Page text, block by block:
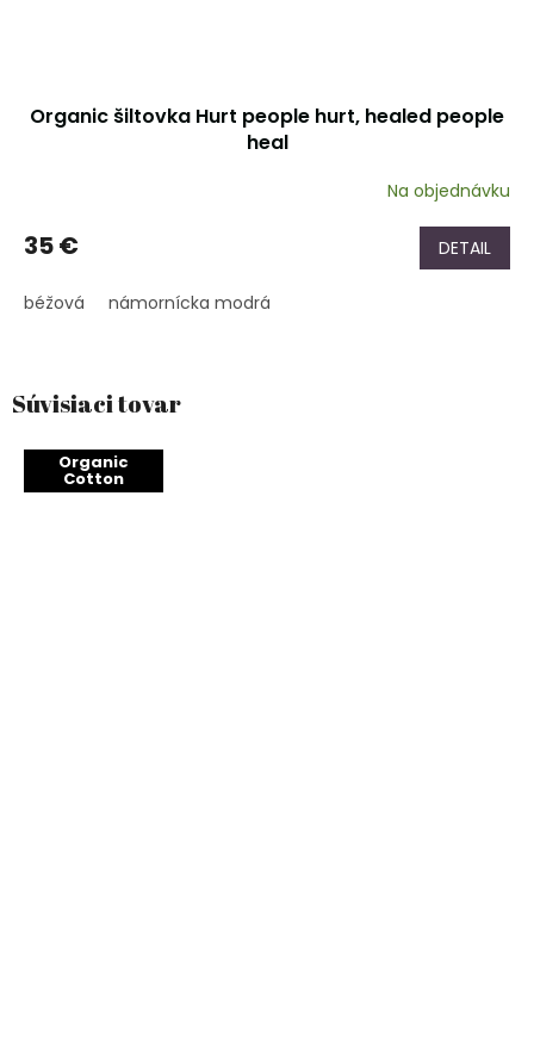
Súvisiaci tovar
Organic
Cotton
Organic šiltovka Hurt people hurt, healed people
heal
Na objednávku
35 € DETAIL
béžová námornícka modrá